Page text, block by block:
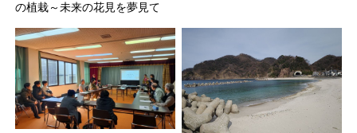
の植栽～未来の花見を夢見て